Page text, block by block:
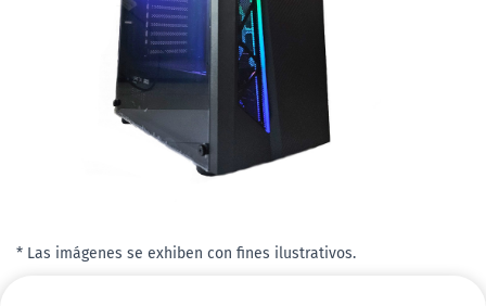
* Las imágenes se exhiben con fines ilustrativos.